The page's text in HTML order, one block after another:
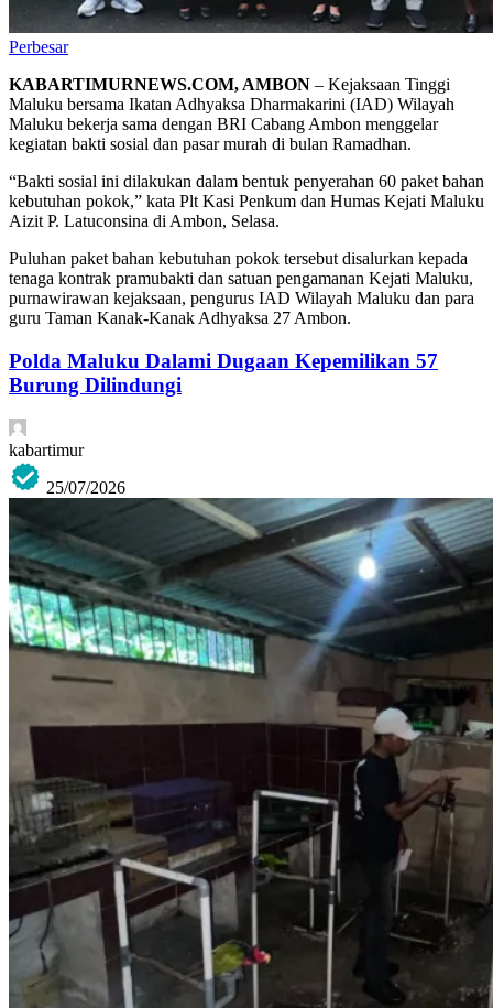
Perbesar
KABARTIMURNEWS.COM, AMBON – Kejaksaan Tinggi
Maluku bersama Ikatan Adhyaksa Dharmakarini (IAD) Wilayah
Maluku bekerja sama dengan BRI Cabang Ambon menggelar
kegiatan bakti sosial dan pasar murah di bulan Ramadhan.
“Bakti sosial ini dilakukan dalam bentuk penyerahan 60 paket bahan
kebutuhan pokok,” kata Plt Kasi Penkum dan Humas Kejati Maluku
Aizit P. Latuconsina di Ambon, Selasa.
Puluhan paket bahan kebutuhan pokok tersebut disalurkan kepada
tenaga kontrak pramubakti dan satuan pengamanan Kejati Maluku,
purnawirawan kejaksaan, pengurus IAD Wilayah Maluku dan para
guru Taman Kanak-Kanak Adhyaksa 27 Ambon.
Polda Maluku Dalami Dugaan Kepemilikan 57
Burung Dilindungi
kabartimur
25/07/2026